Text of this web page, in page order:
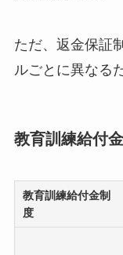
ただ、返金保証
ルごとに異なる
教育訓練給付
教育訓練給付金制
度